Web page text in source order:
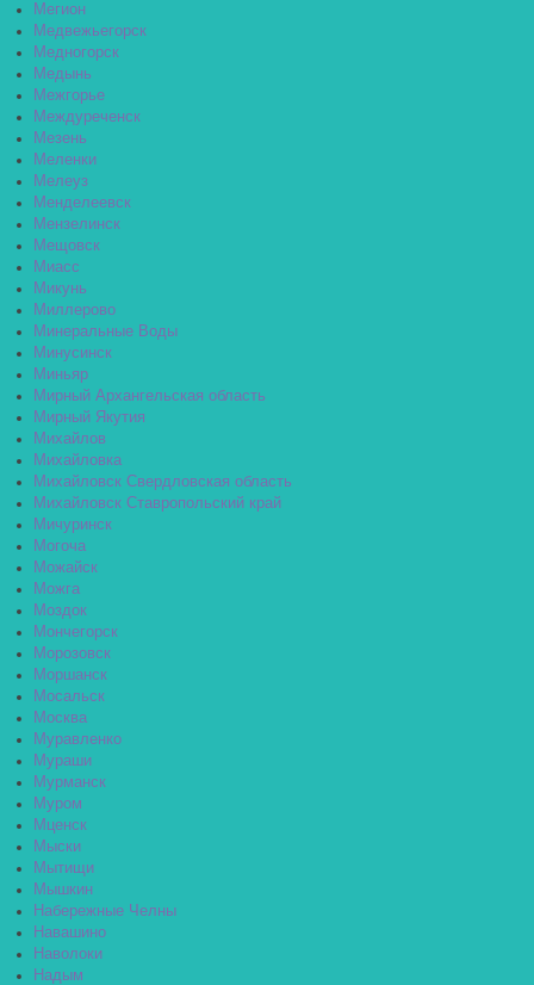
Мегион
Медвежьегорск
Медногорск
Медынь
Межгорье
Междуреченск
Мезень
Меленки
Мелеуз
Менделеевск
Мензелинск
Мещовск
Миасс
Микунь
Миллерово
Минеральные Воды
Минусинск
Миньяр
Мирный Архангельская область
Мирный Якутия
Михайлов
Михайловка
Михайловск Свердловская область
Михайловск Ставропольский край
Мичуринск
Могоча
Можайск
Можга
Моздок
Мончегорск
Морозовск
Моршанск
Мосальск
Москва
Муравленко
Мураши
Мурманск
Муром
Мценск
Мыски
Мытищи
Мышкин
Набережные Челны
Навашино
Наволоки
Надым